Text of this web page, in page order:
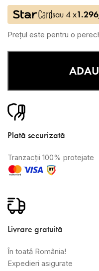
sau 4 x
Prețul este pentru o
Plată securizată
Tranzacții 100% protejate
Livrare gratuită
În toată România!
Expedieri asigurate